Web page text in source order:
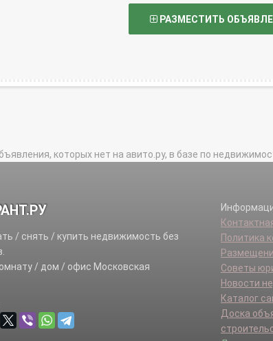
РАЗМЕСТИТЬ
которых нет на авито.ру, в базе по
/ снять / купить недвижимость без
/ дом / офис Московская
Политика
Советы
Новости
Каталог
Доска